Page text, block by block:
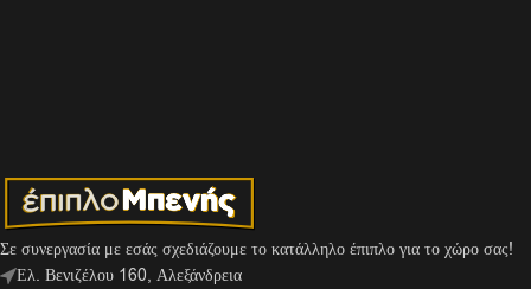
Σε συνεργασία με εσάς σχεδιάζουμε το κατάλληλο έπιπλο για το χώρο σας!
Ελ. Βενιζέλου 160, Αλεξάνδρεια